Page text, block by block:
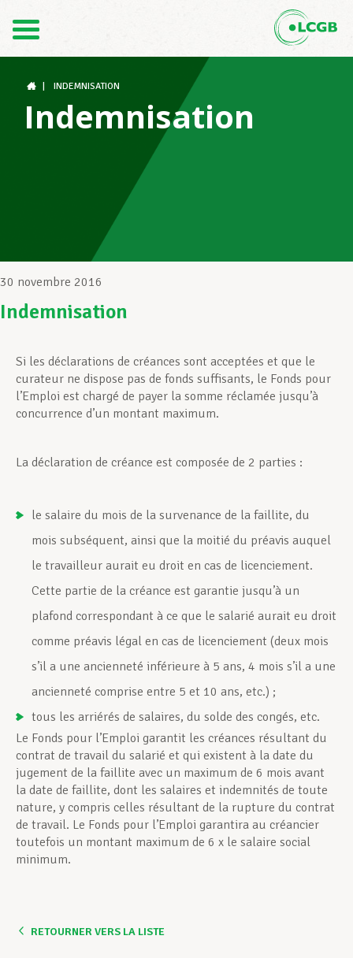
DE
Structures syndicales
Assistance au Travail
Assistance en vie privée
Développement professionnel
Devenir Membre
INDEMNISATION
Indemnisation
30 novembre 2016
Indemnisation
Si les déclarations de créances sont acceptées et que le
curateur ne dispose pas de fonds suffisants, le Fonds pour
l’Emploi est chargé de payer la somme réclamée jusqu’à
concurrence d’un montant maximum.
La déclaration de créance est composée de 2 parties :
le salaire du mois de la survenance de la faillite, du
mois subséquent, ainsi que la moitié du préavis auquel
le travailleur aurait eu droit en cas de licenciement.
Cette partie de la créance est garantie jusqu’à un
plafond correspondant à ce que le salarié aurait eu droit
comme préavis légal en cas de licenciement (deux mois
s’il a une ancienneté inférieure à 5 ans, 4 mois s’il a une
ancienneté comprise entre 5 et 10 ans, etc.) ;
tous les arriérés de salaires, du solde des congés, etc.
Le Fonds pour l’Emploi garantit les créances résultant du
contrat de travail du salarié et qui existent à la date du
jugement de la faillite avec un maximum de 6 mois avant
la date de faillite, dont les salaires et indemnités de toute
nature, y compris celles résultant de la rupture du contrat
de travail. Le Fonds pour l’Emploi garantira au créancier
toutefois un montant maximum de 6 x le salaire social
minimum.
RETOURNER VERS LA LISTE